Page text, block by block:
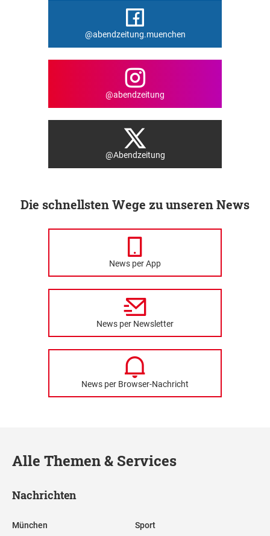
@abendzeitung.muenchen
@abendzeitung
@Abendzeitung
Die schnellsten Wege zu unseren News
News per App
News per Newsletter
News per Browser-Nachricht
Alle Themen & Services
Nachrichten
München Sport